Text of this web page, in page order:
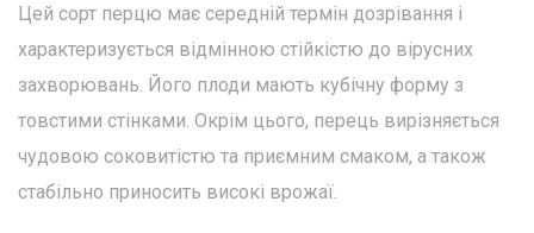
Цей сорт перцю має середній термін дозрівання і
характеризується відмінною стійкістю до вірусних
захворювань. Його плоди мають кубічну форму з
товстими стінками. Окрім цього, перець вирізняється
чудовою соковитістю та приємним смаком, а також
стабільно приносить високі врожаї.